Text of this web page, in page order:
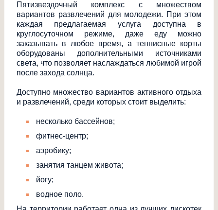
Пятизвездочный комплекс с множеством
вариантов развлечений для молодежи. При этом
каждая предлагаемая услуга доступна в
круглосуточном режиме, даже еду можно
заказывать в любое время, а теннисные корты
оборудованы дополнительными источниками
света, что позволяет наслаждаться любимой игрой
после захода солнца.
Доступно множество вариантов активного отдыха
и развлечений, среди которых стоит выделить:
несколько бассейнов;
фитнес-центр;
аэробику;
занятия танцем живота;
йогу;
водное поло.